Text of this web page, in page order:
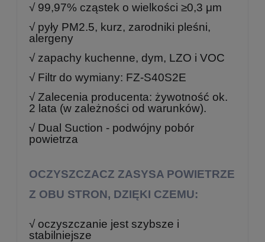
√ 99,97% cząstek o wielkości ≥0,3 μm
√ pyły PM2.5, kurz, zarodniki pleśni,
alergeny
√ zapachy kuchenne, dym, LZO i VOC
√ Filtr do wymiany: FZ-S40S2E
√ Zalecenia producenta: żywotność ok.
2 lata (w zależności od warunków).
√ Dual Suction - podwójny pobór
powietrza
OCZYSZCZACZ ZASYSA POWIETRZE
Z OBU STRON, DZIĘKI CZEMU:
√ oczyszczanie jest szybsze i
stabilniejsze